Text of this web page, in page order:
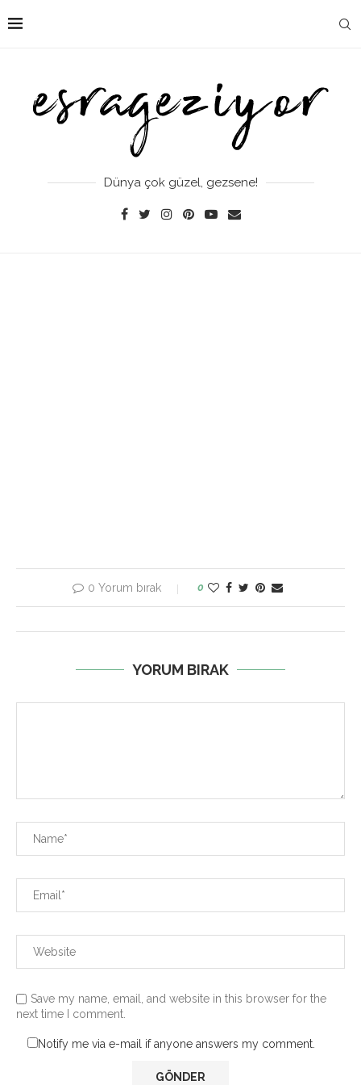
Dünya çok güzel, gezsene!
0 Yorum bırak 0
YORUM BIRAK
Save my name, email, and website in this browser for the
next time I comment.
Notify me via e-mail if anyone answers my comment.